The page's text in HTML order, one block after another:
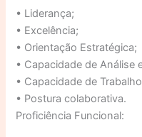
• Liderança;
• Excelência;
• Orientação Estratégica;
• Capacidade de Análise
• Capacidade de
• Postura colaborativa.
Proficiência Funcional: